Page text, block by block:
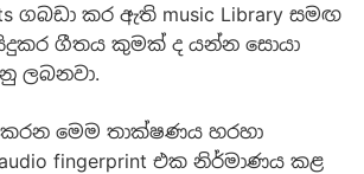
ගබඩා කර ඇති music Library සමඟ
ගීතය කුමක් ද යන්න සොයා
ලබනවා.
කරන මෙම තාක්ෂණය හරහා
fingerprint එක නිර්මාණය කළ